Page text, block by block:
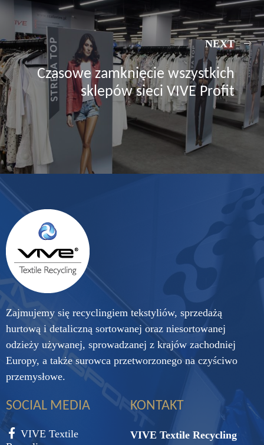
NEXT
Czasowe zamknięcie wszystkich
sklepów sieci VIVE Profit
Zajmujemy się recyclingiem tekstyliów, sprzedażą
hurtową i detaliczną sortowanej oraz niesortowanej
odzieży używanej, sprowadzanej z krajów zachodniej
Europy, a także surowca przetworzonego na czyściwo
przemysłowe.
SOCIAL MEDIA
VIVE Textile
KONTAKT
VIVE Textile Recycling